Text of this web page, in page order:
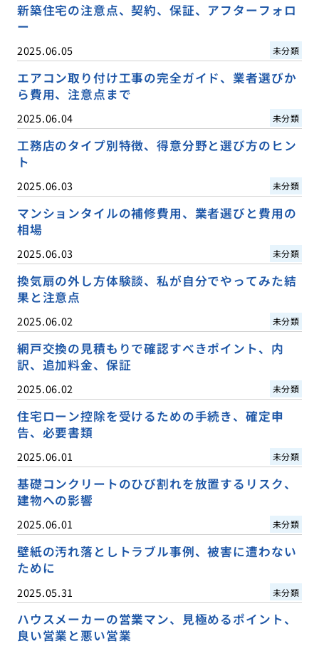
新築住宅の注意点、契約、保証、アフターフォロ
ー
2025.06.05 未分類
エアコン取り付け工事の完全ガイド、業者選びか
ら費用、注意点まで
2025.06.04 未分類
工務店のタイプ別特徴、得意分野と選び方のヒン
ト
2025.06.03 未分類
マンションタイルの補修費用、業者選びと費用の
相場
2025.06.03 未分類
換気扇の外し方体験談、私が自分でやってみた結
果と注意点
2025.06.02 未分類
網戸交換の見積もりで確認すべきポイント、内
訳、追加料金、保証
2025.06.02 未分類
住宅ローン控除を受けるための手続き、確定申
告、必要書類
2025.06.01 未分類
基礎コンクリートのひび割れを放置するリスク、
建物への影響
2025.06.01 未分類
壁紙の汚れ落としトラブル事例、被害に遭わない
ために
2025.05.31 未分類
ハウスメーカーの営業マン、見極めるポイント、
良い営業と悪い営業